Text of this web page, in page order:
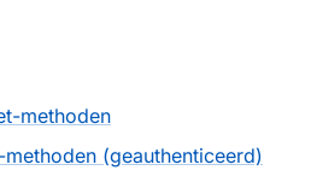
methoden
(geauthenticeerd)